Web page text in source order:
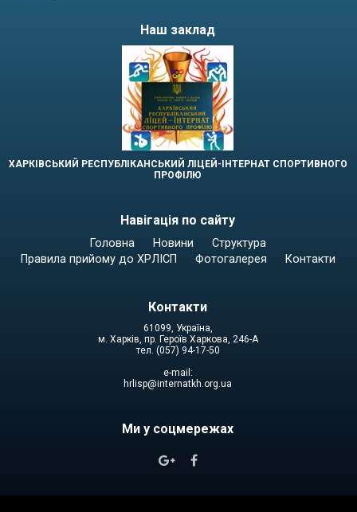
Наш заклад
ХАРКІВСЬКИЙ РЕСПУБЛІКАНСЬКИЙ ЛІЦЕЙ-ІНТЕРНАТ СПОРТИВНОГО
ПРОФІЛЮ
Навігація по сайту
Головна Новини
Структура
Правила прийому до ХРЛІСП
Фотогалерея Контакти
Контакти
61099, Україна,
м. Харків, пр. Героїв Харкова, 246-А
тел. (057) 94-17-50
e-mail:
hrlisp@internatkh.org.ua
Ми у соцмережах
 